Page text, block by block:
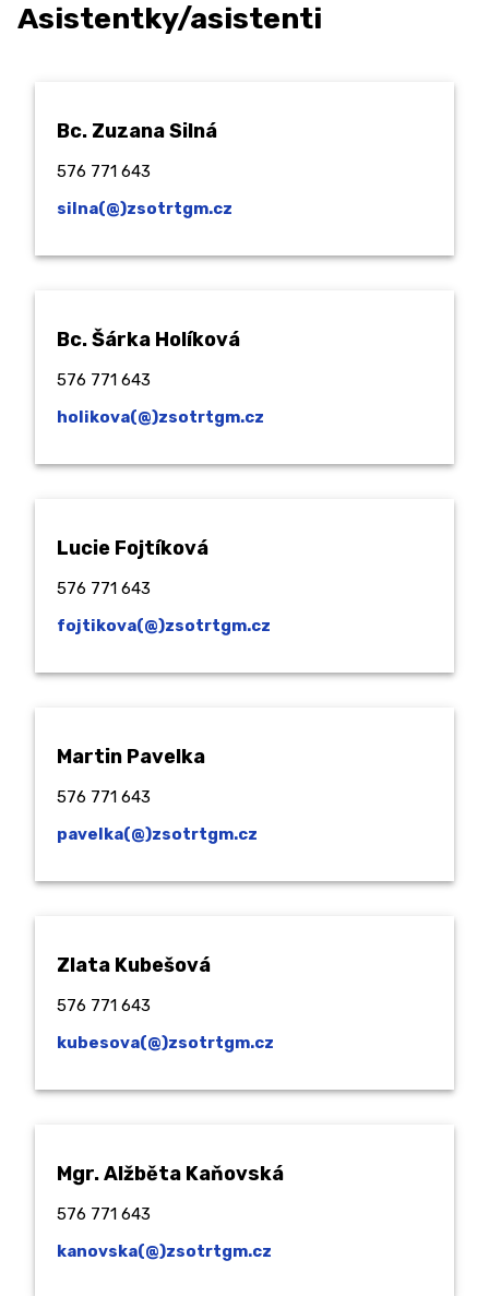
Asistentky/asistenti
Bc. Zuzana Silná
576 771 643
silna(@)zsotrtgm.cz
Bc. Šárka Holíková
576 771 643
holikova(@)zsotrtgm.cz
Lucie Fojtíková
576 771 643
fojtikova(@)zsotrtgm.cz
Martin Pavelka
576 771 643
pavelka(@)zsotrtgm.cz
Zlata Kubešová
576 771 643
kubesova(@)zsotrtgm.cz
Mgr. Alžběta Kaňovská
576 771 643
kanovska(@)zsotrtgm.cz